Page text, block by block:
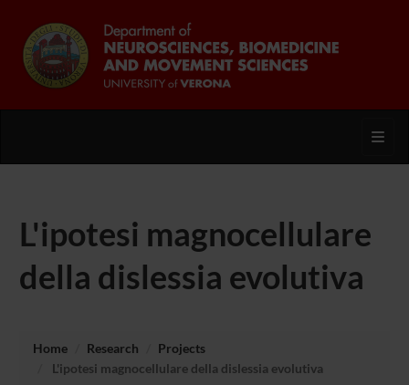
L'ipotesi magnocellulare
della dislessia evolutiva
Home Research
Projects
L'ipotesi magnocellulare della dislessia evolutiva